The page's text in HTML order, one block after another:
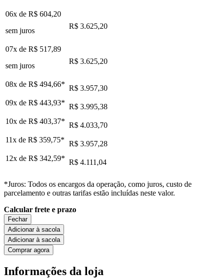
06x de R$ 604,20
sem juros
R$ 3.625,20
07x de R$ 517,89
sem juros
R$ 3.625,20
08x de R$ 494,66* R$ 3.957,30
09x de R$ 443,93* R$ 3.995,38
10x de R$ 403,37* R$ 4.033,70
11x de R$ 359,75* R$ 3.957,28
12x de R$ 342,59* R$ 4.111,04
*Juros: Todos os encargos da operação, como juros, custo de
parcelamento e outras tarifas estão incluídas neste valor.
Calcular frete e prazo
Fechar
Adicionar à sacola
Adicionar à sacola
Comprar agora
Informações da loja